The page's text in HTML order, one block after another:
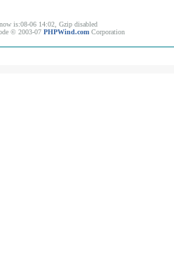
is:08-06 14:02, Gzip disabled
© 2003-07 PHPWind.com Corporation